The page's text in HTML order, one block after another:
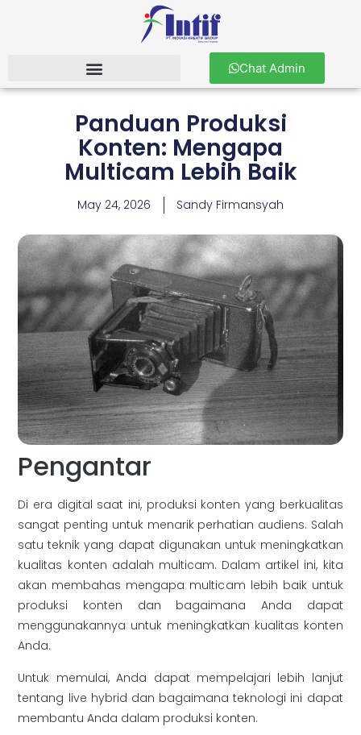
Chat Admin
Panduan Produksi
Konten: Mengapa
Multicam Lebih Baik
May 24, 2026 Sandy Firmansyah
Pengantar
Di era digital saat ini, produksi konten yang berkualitas
sangat penting untuk menarik perhatian audiens. Salah
satu teknik yang dapat digunakan untuk meningkatkan
kualitas konten adalah multicam. Dalam artikel ini, kita
akan membahas mengapa multicam lebih baik untuk
produksi konten dan bagaimana Anda dapat
menggunakannya untuk meningkatkan kualitas konten
Anda.
Untuk memulai, Anda dapat mempelajari lebih lanjut
tentang live hybrid dan bagaimana teknologi ini dapat
membantu Anda dalam produksi konten.